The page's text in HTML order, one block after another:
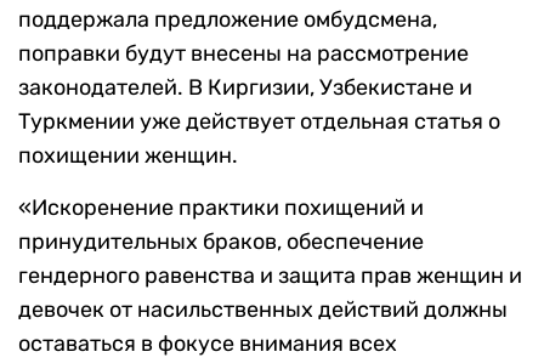
поддержала предложение омбудсмена,
поправки будут внесены на рассмотрение
законодателей. В Киргизии, Узбекистане и
Туркмении уже действует отдельная статья о
похищении женщин.
«Искоренение практики похищений и
принудительных браков, обеспечение
гендерного равенства и защита прав женщин и
девочек от насильственных действий должны
оставаться в фокусе внимания всех